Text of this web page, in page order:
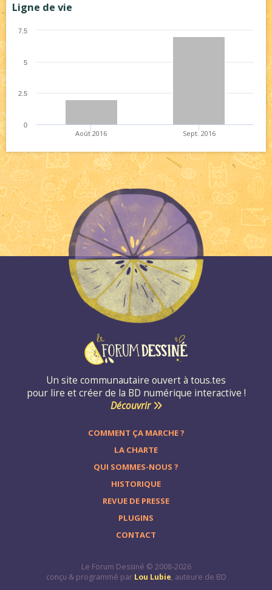
Ligne de vie
Août 2016 Sept. 2016
0
2.5
5
7.5
Un site communautaire ouvert à tous.tes
pour lire et créer de la BD numérique interactive !
Découvrir
COMMENT ÇA MARCHE ?
LA CHARTE
QUI SOMMES-NOUS ?
HISTORIQUE
REVUE DE PRESSE
PLUGINS
CONTACT
Le Forum Dessiné © 2008-2026
conçu & programmé par Lou Lubie, auteure de BD